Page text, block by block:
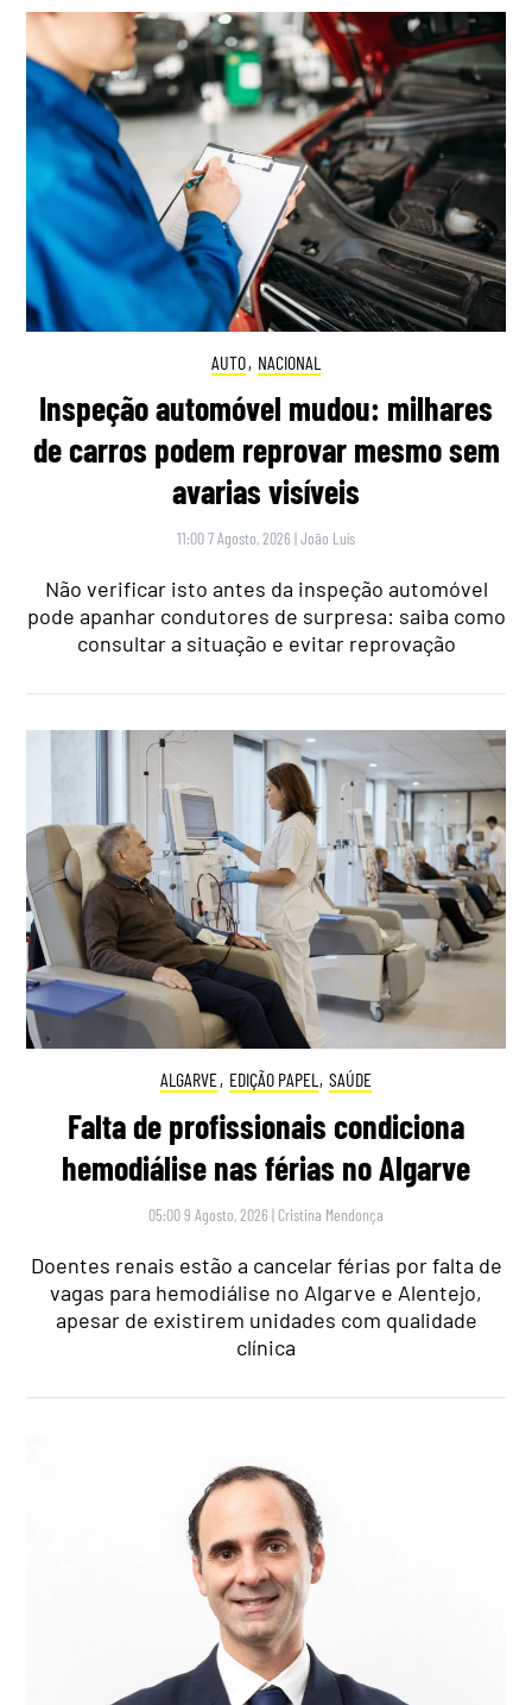
AUTO, NACIONAL
Inspeção automóvel mudou: milhares
de carros podem reprovar mesmo sem
avarias visíveis
11:00 7 Agosto, 2026 |João Luís
Não verificar isto antes da inspeção automóvel
pode apanhar condutores de surpresa: saiba como
consultar a situação e evitar reprovação
ALGARVE, EDIÇÃO PAPEL , SAÚDE
Falta de profissionais condiciona
hemodiálise nas férias no Algarve
05:00 9 Agosto, 2026 | Cristina Mendonça
Doentes renais estão a cancelar férias por falta de
vagas para hemodiálise no Algarve e Alentejo,
apesar de existirem unidades com qualidade
clínica